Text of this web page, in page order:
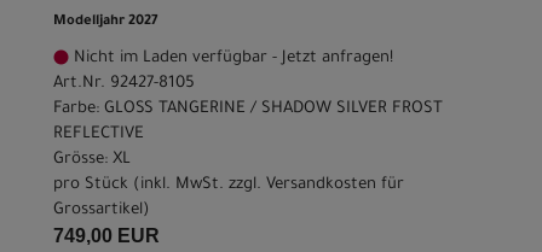
Modelljahr 2027
Nicht im Laden verfügbar - Jetzt anfragen!
Art.Nr. 92427-8105
Farbe: GLOSS TANGERINE / SHADOW SILVER FROST
REFLECTIVE
Grösse: XL
pro Stück (inkl. MwSt. zzgl. Versandkosten für
Grossartikel)
749,00 EUR